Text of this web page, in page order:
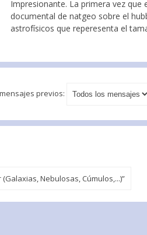
Impresionante. La primera vez
documental de natgeo sobre el
astrofísicos que reperesenta el
previos:
Nebulosas, Cúmulos,...)”